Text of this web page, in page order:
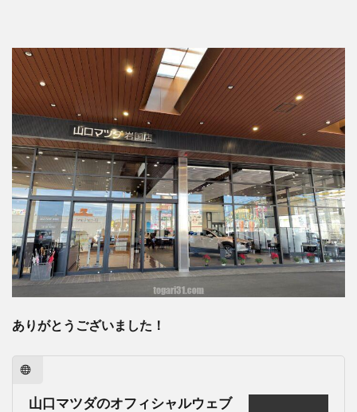
ありがとうございました！
山口マツダのオフィシャルウェブ